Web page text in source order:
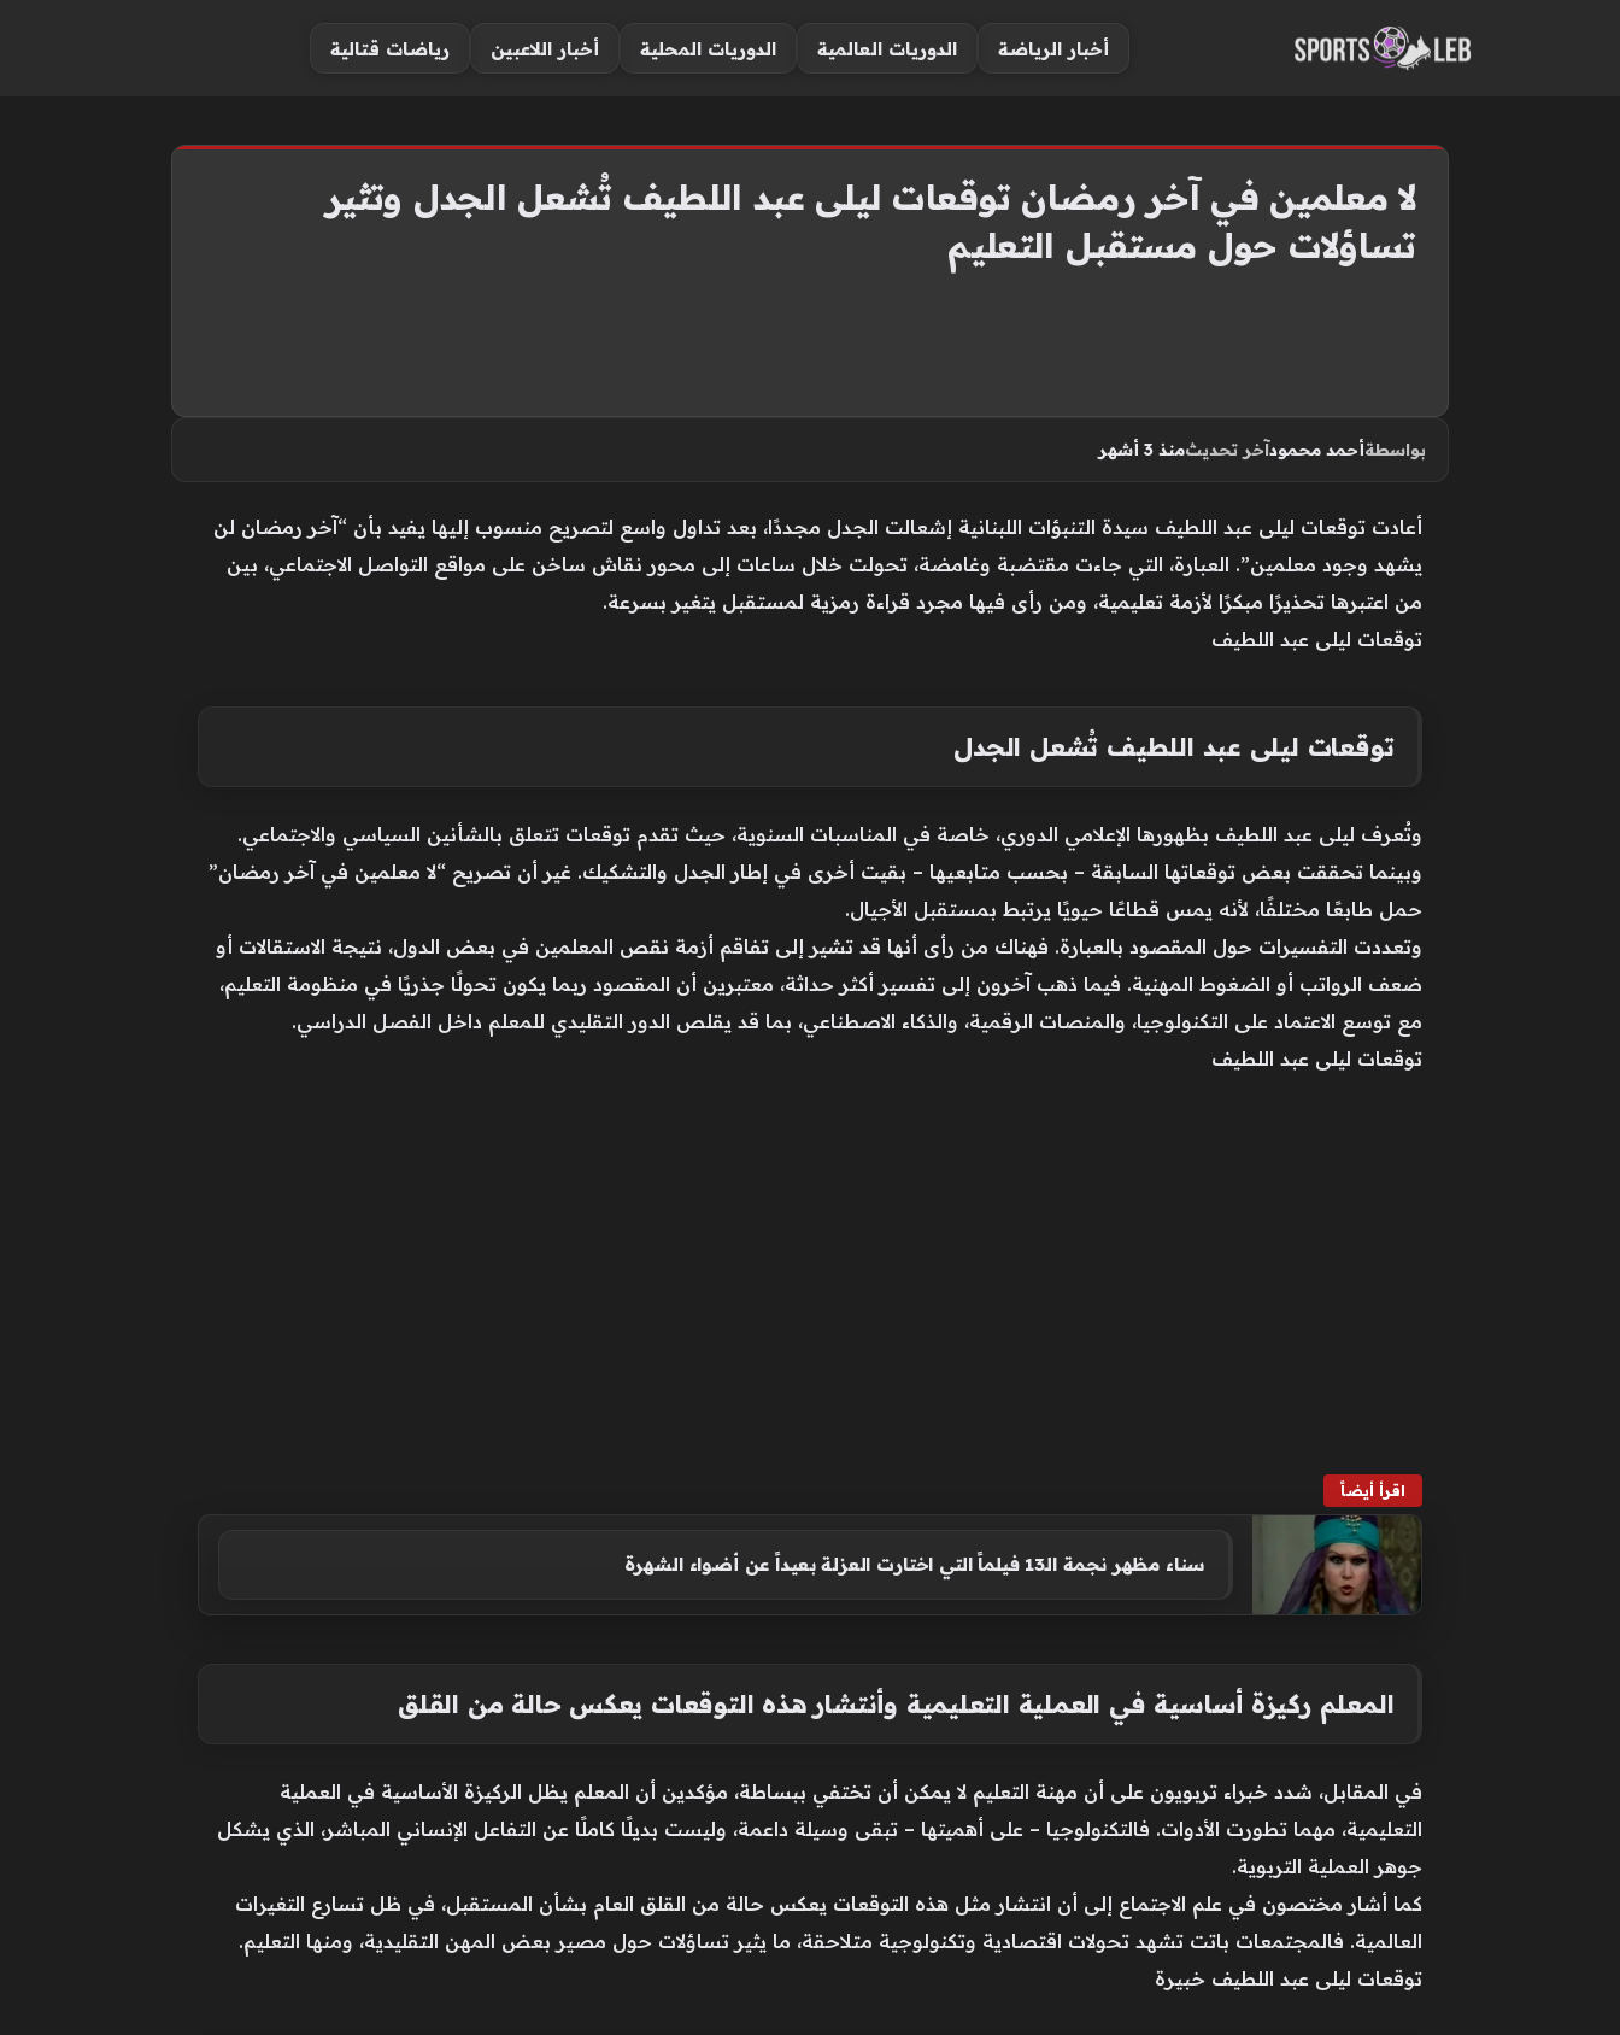
أخبار الرياضة الدوريات العالمية الدوريات المحلية أخبار اللاعبين رياضات قتالية
لا معلمين في آخر رمضان توقعات ليلى عبد اللطيف تُشعل الجدل وتثير
تساؤلات حول مستقبل التعليم
بواسطةأحمد محمودآخر تحديثمنذ 3 أشهر
أعادت توقعات ليلى عبد اللطيف سيدة التنبؤات اللبنانية إشعالت الجدل مجددًا، بعد تداول واسع لتصريح منسوب إليها يفيد بأن “آخر رمضان لن
يشهد وجود معلمين”. العبارة، التي جاءت مقتضبة وغامضة، تحولت خلال ساعات إلى محور نقاش ساخن على مواقع التواصل الاجتماعي، بين
من اعتبرها تحذيرًا مبكرًا لأزمة تعليمية، ومن رأى فيها مجرد قراءة رمزية لمستقبل يتغير بسرعة.
توقعات ليلى عبد اللطيف
توقعات ليلى عبد اللطيف تُشعل الجدل
وتُعرف ليلى عبد اللطيف بظهورها الإعلامي الدوري، خاصة في المناسبات السنوية، حيث تقدم توقعات تتعلق بالشأنين السياسي والاجتماعي.
وبينما تحققت بعض توقعاتها السابقة – بحسب متابعيها – بقيت أخرى في إطار الجدل والتشكيك. غير أن تصريح “لا معلمين في آخر رمضان”
حمل طابعًا مختلفًا، لأنه يمس قطاعًا حيويًا يرتبط بمستقبل الأجيال.
وتعددت التفسيرات حول المقصود بالعبارة. فهناك من رأى أنها قد تشير إلى تفاقم أزمة نقص المعلمين في بعض الدول، نتيجة الاستقالات أو
ضعف الرواتب أو الضغوط المهنية. فيما ذهب آخرون إلى تفسير أكثر حداثة، معتبرين أن المقصود ربما يكون تحولًا جذريًا في منظومة التعليم،
مع توسع الاعتماد على التكنولوجيا، والمنصات الرقمية، والذكاء الاصطناعي، بما قد يقلص الدور التقليدي للمعلم داخل الفصل الدراسي.
توقعات ليلى عبد اللطيف
اقرأ أيضاً
سناء مظهر نجمة الـ13 فيلماً التي اختارت العزلة بعيداً عن أضواء الشهرة
المعلم ركيزة أساسية في العملية التعليمية وأنتشار هذه التوقعات يعكس حالة من القلق
في المقابل، شدد خبراء تربويون على أن مهنة التعليم لا يمكن أن تختفي ببساطة، مؤكدين أن المعلم يظل الركيزة الأساسية في العملية
التعليمية، مهما تطورت الأدوات. فالتكنولوجيا – على أهميتها – تبقى وسيلة داعمة، وليست بديلًا كاملًا عن التفاعل الإنساني المباشر، الذي يشكل
جوهر العملية التربوية.
كما أشار مختصون في علم الاجتماع إلى أن انتشار مثل هذه التوقعات يعكس حالة من القلق العام بشأن المستقبل، في ظل تسارع التغيرات
العالمية. فالمجتمعات باتت تشهد تحولات اقتصادية وتكنولوجية متلاحقة، ما يثير تساؤلات حول مصير بعض المهن التقليدية، ومنها التعليم.
توقعات ليلى عبد اللطيف خبيرة